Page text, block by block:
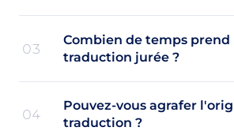
03
Combien de temps prend
traduction jurée ?
04
Pouvez-vous agrafer
traduction ?